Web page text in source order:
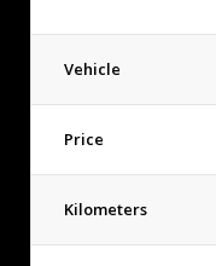
Vehicle
Price
Kilometers